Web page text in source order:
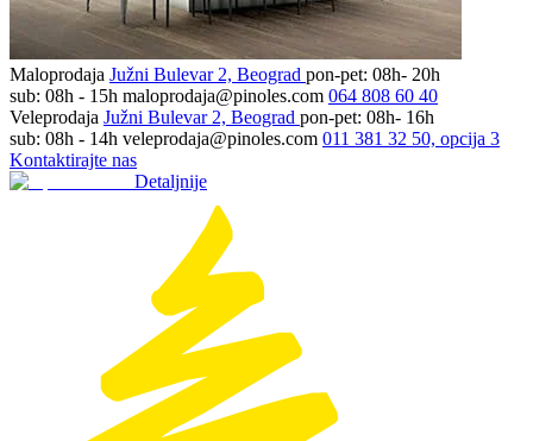
Maloprodaja Južni Bulevar 2, Beograd pon-pet: 08h- 20h
sub: 08h - 15h maloprodaja@pinoles.com 064 808 60 40
Veleprodaja Južni Bulevar 2, Beograd pon-pet: 08h- 16h
sub: 08h - 14h veleprodaja@pinoles.com 011 381 32 50, opcija 3
Kontaktirajte nas
Detaljnije